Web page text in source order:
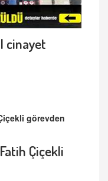
cinayet
Çiçekli